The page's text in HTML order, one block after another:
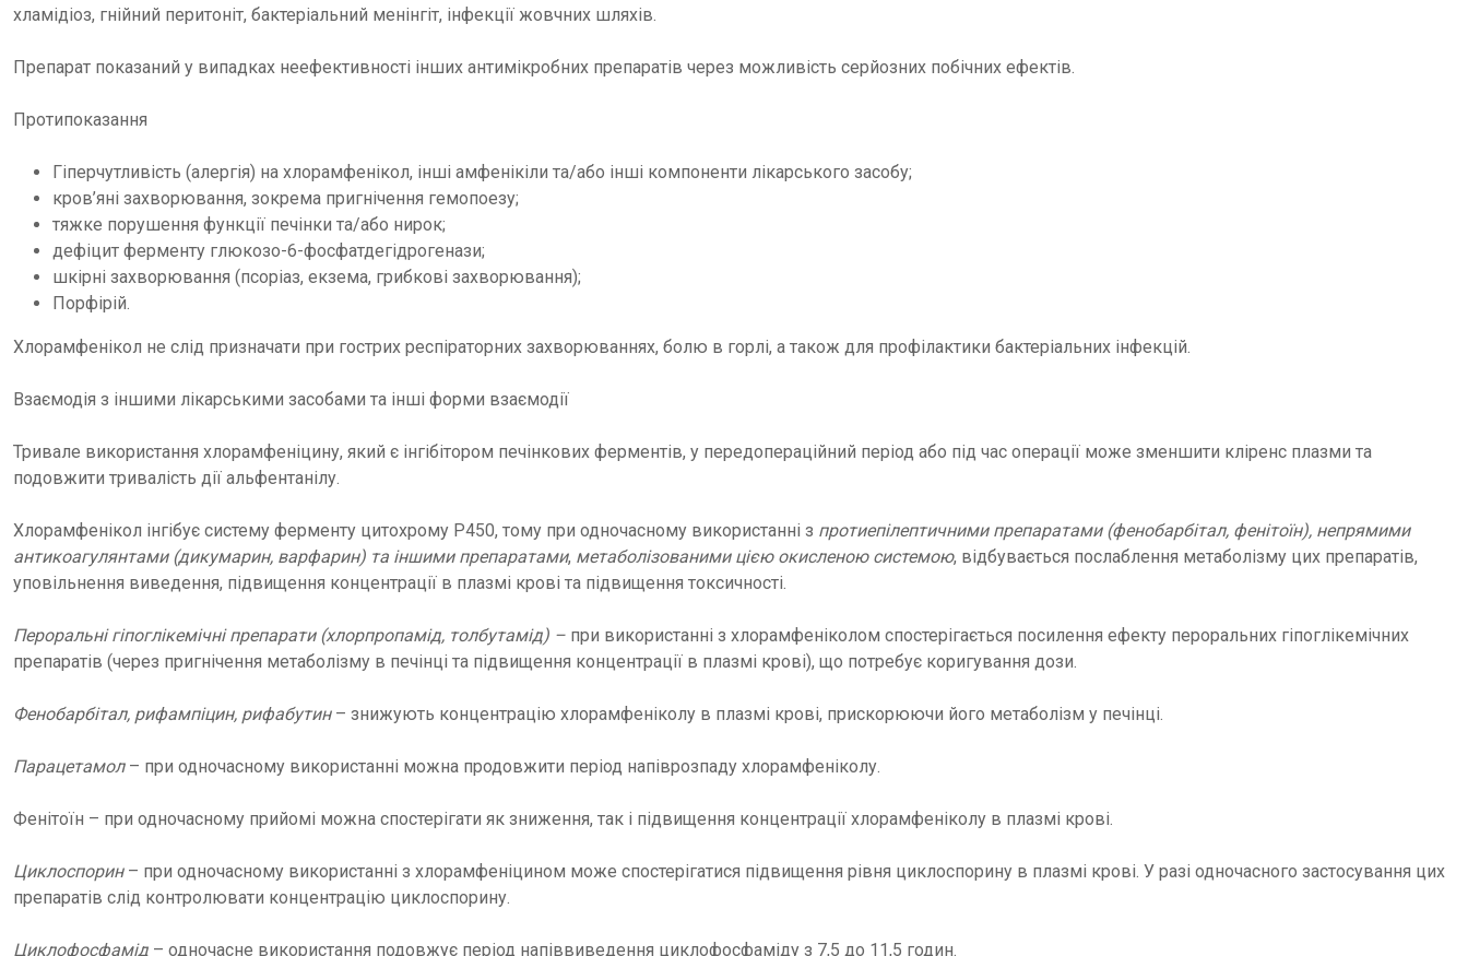
хламідіоз, гнійний перитоніт, бактеріальний менінгіт, інфекції жовчних шляхів.
Препарат показаний у випадках неефективності інших антимікробних препаратів через можливість серйозних побічних ефектів.
Протипоказання
Гіперчутливість (алергія) на хлорамфенікол, інші амфенікіли та/або інші компоненти лікарського засобу;
кров’яні захворювання, зокрема пригнічення гемопоезу;
тяжке порушення функції печінки та/або нирок;
дефіцит ферменту глюкозо-6-фосфатдегідрогенази;
шкірні захворювання (псоріаз, екзема, грибкові захворювання);
Порфірій.
Хлорамфенікол не слід призначати при гострих респіраторних захворюваннях, болю в горлі, а також для профілактики бактеріальних інфекцій.
Взаємодія з іншими лікарськими засобами та інші форми взаємодії
Тривале використання хлорамфеніцину, який є інгібітором печінкових ферментів, у передопераційний період або під час операції може зменшити кліренс плазми та
подовжити тривалість дії альфентанілу.
Хлорамфенікол інгібує систему ферменту цитохрому P450, тому при одночасному використанні з протиепілептичними препаратами (фенобарбітал, фенітоїн), непрямими
антикоагулянтами (дикумарин, варфарин) та іншими препаратами, метаболізованими цією окисленою системою, відбувається послаблення метаболізму цих препаратів,
уповільнення виведення, підвищення концентрації в плазмі крові та підвищення токсичності.
Пероральні гіпоглікемічні препарати (хлорпропамід, толбутамід) – при використанні з хлорамфеніколом спостерігається посилення ефекту пероральних гіпоглікемічних
препаратів (через пригнічення метаболізму в печінці та підвищення концентрації в плазмі крові), що потребує коригування дози.
Фенобарбітал, рифампіцин, рифабутин– знижують концентрацію хлорамфеніколу в плазмі крові, прискорюючи його метаболізм у печінці.
Парацетамол– при одночасному використанні можна продовжити період напіврозпаду хлорамфеніколу.
Фенітоїн – при одночасному прийомі можна спостерігати як зниження, так і підвищення концентрації хлорамфеніколу в плазмі крові.
Циклоспорин– при одночасному використанні з хлорамфеніцином може спостерігатися підвищення рівня циклоспорину в плазмі крові. У разі одночасного застосування цих
препаратів слід контролювати концентрацію циклоспорину.
Циклофосфамід – одночасне використання подовжує період напіввиведення циклофосфаміду з 7,5 до 11,5 годин.